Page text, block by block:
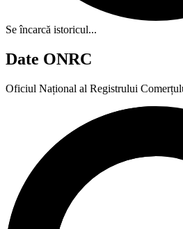
Se încarcă istoricul...
Date ONRC
Oficiul Național al Registrului